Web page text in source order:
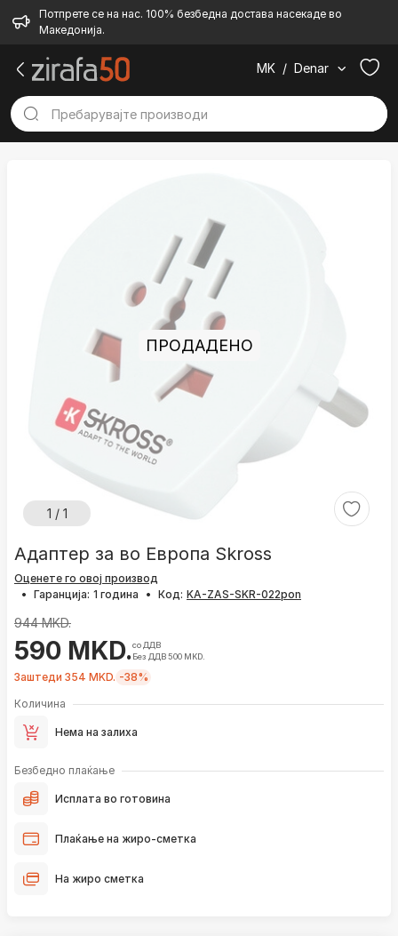
Потпрете се на нас. 100% безбедна достава насекаде во
Македонија.
MK / Denar
1 / 1
ПРОДАДЕНО
Адаптер за во Европа Skross
Оценете го овој производ
• Гаранција: 1 година • Код:
944 MKD.
590 MKD.со ДДВ
Без ДДВ 500 MKD.
Заштеди 354 MKD. -38%
Количина
Нема на залиха
Безбедно плаќање
Исплата во готовина
Плаќање на жиро-сметка
На жиро сметка